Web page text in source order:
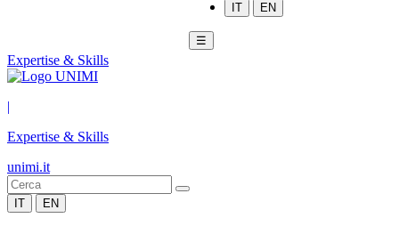
IT EN
☰
Expertise & Skills
|
Expertise & Skills
unimi.it
IT EN